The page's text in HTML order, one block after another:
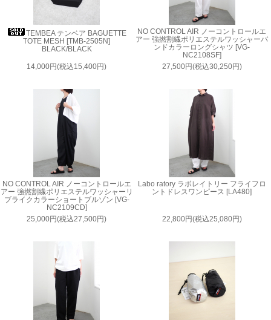
TEMBEA テンベア BAGUETTE
TOTE MESH [TMB-2505N]
BLACK/BLACK
14,000円(税込15,400円)
NO CONTROL AIR ノーコントロールエ
アー 強撚割繊ポリエステルワッシャーバ
ンドカラーロングシャツ [VG-
NC2108SF]
27,500円(税込30,250円)
NO CONTROL AIR ノーコントロールエ
アー 強撚割繊ポリエステルワッシャーリ
ブライクカラーショートブルゾン [VG-
NC2109CD]
25,000円(税込27,500円)
Labo ratory ラボレイトリー フライフロ
ントドレスワンピース [LA480]
22,800円(税込25,080円)